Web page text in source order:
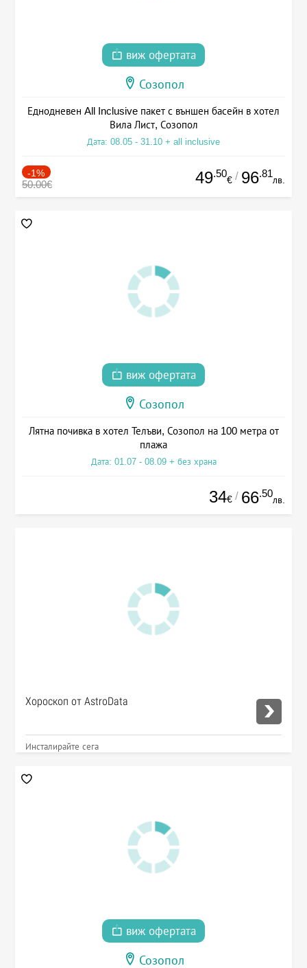
виж офертата
Созопол
Еднодневен All Inclusive пакет с външен басейн в хотел
Вила Лист, Созопол
Дата: 08.05 - 31.10 + all inclusive
-1%
50.00€ 49.50
€ / 96.81
лв.
виж офертата
Созопол
Лятна почивка в хотел Телъви, Созопол на 100 метра от
плажа
Дата: 01.07 - 08.09 + без храна
34€ / 66.50
лв.
Хороскоп от AstroData
Инсталирайте сега
виж офертата
Созопол